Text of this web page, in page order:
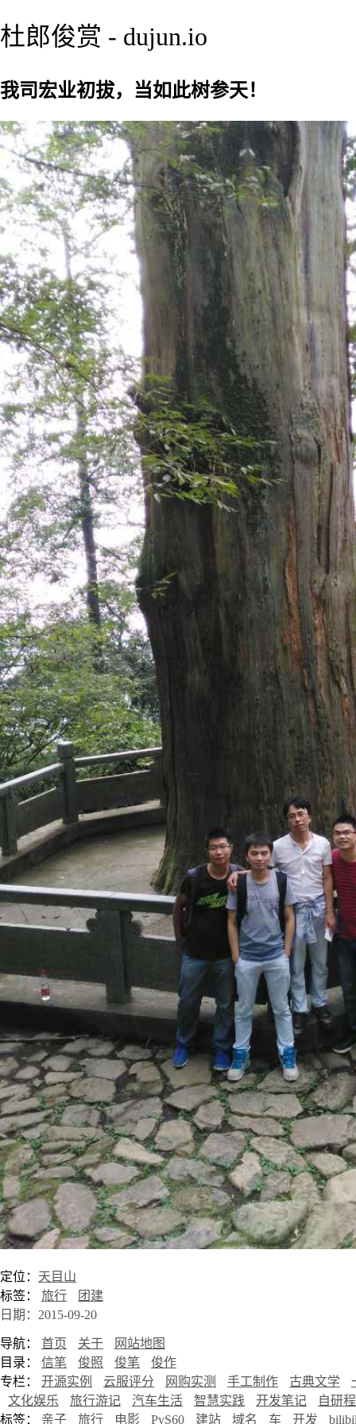
杜郎俊赏 - dujun.io
我司宏业初拔，当如此树参天！
定位： 天目山
标签： 旅行
团建
日期：2015-09-20
导航： 首页 关于
网站地图
目录： 信笔 俊照 俊笔
俊作
专栏： 开源实例 云服评分 网购实测 手工制作 古典文学
文化娱乐
旅行游记 汽车生活 智慧实践 开发笔记
自研
标签： 亲子 旅行 电影 PyS60 建站 域名 车 开发